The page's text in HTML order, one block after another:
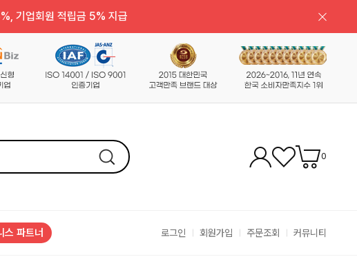
기업회원 적립금 5% 지급
0
스 파트너 로그인 회원가입 주문조회 커뮤니티